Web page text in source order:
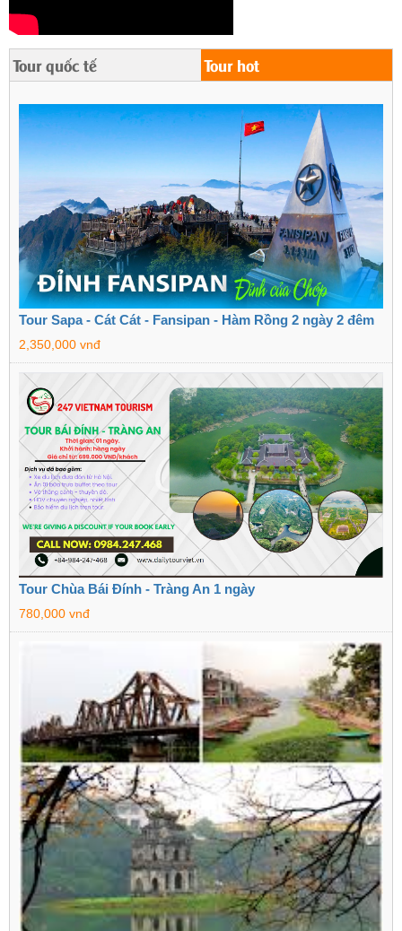
Tour quốc tế Tour hot
Tour Sapa - Cát Cát - Fansipan - Hàm Rồng 2 ngày 2 đêm
2,350,000 vnđ
Tour Chùa Bái Đính - Tràng An 1 ngày
780,000 vnđ